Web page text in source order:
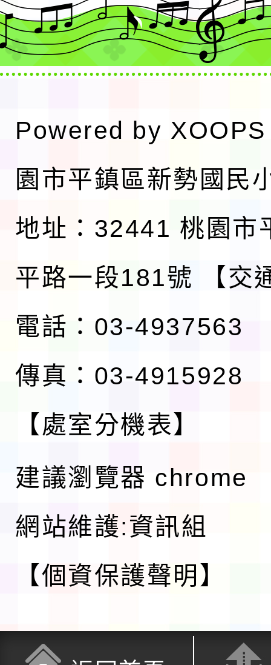
Powered by XOOPS
園市平鎮區新勢國民
地址：32441 桃園市
平路一段181號
【交
電話：03-4937563
傳真：03-4915928
【處室分機表】
建議瀏覽器 chrome
網站維護:資訊組
【個資保護聲明】